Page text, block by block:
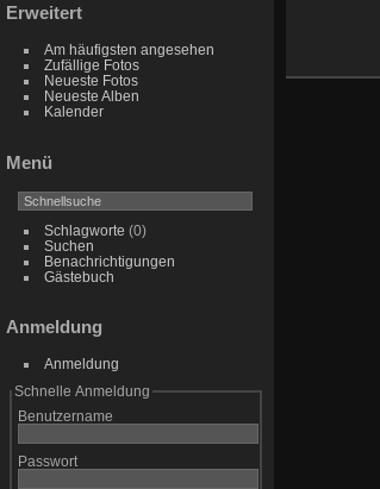
Erweitert
Am häufigsten angesehen
Zufällige Fotos
Neueste Fotos
Neueste Alben
Kalender
Menü
Schlagworte (0)
Suchen
Benachrichtigungen
Gästebuch
Anmeldung
Anmeldung
Schnelle Anmeldung
Benutzername
Passwort